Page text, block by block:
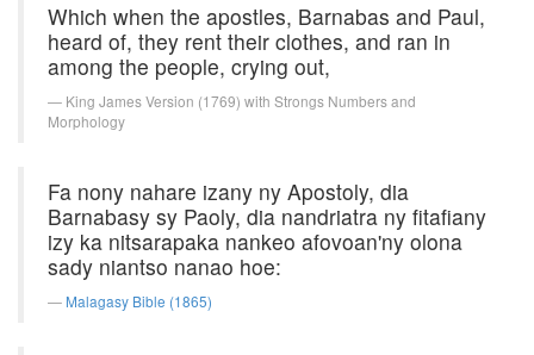
Which when the apostles, Barnabas and Paul,
heard of, they rent their clothes, and ran in
among the people, crying out,
King James Version (1769) with Strongs Numbers and
Morphology
Fa nony nahare izany ny Apostoly, dia
Barnabasy sy Paoly, dia nandriatra ny fitafiany
izy ka nitsarapaka nankeo afovoan'ny olona
sady niantso nanao hoe:
Malagasy Bible (1865)